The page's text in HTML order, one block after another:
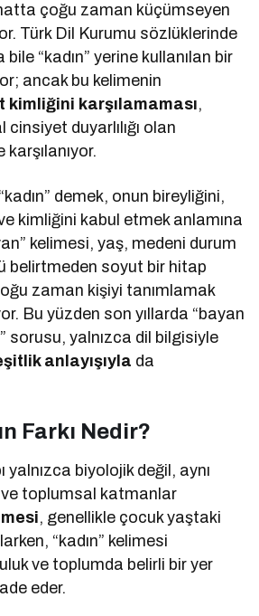
çoğu zaman küçümseyen
Türk Dil Kurumu sözlüklerinde
bile “kadın” yerine kullanılan bir
ancak bu kelimenin
kimliğini karşılamaması,
duyarlılığı olan
demek, onun bireyliğini,
kimliğini kabul etmek anlamına
kelimesi, yaş, medeni durum
belirtmeden soyut bir hitap
zaman kişiyi tanımlamak
Bu yüzden son yıllarda “bayan
sorusu, yalnızca dil bilgisiyle
anlayışıyla da
Farkı Nedir?
yalnızca biyolojik değil, aynı
toplumsal katmanlar
, genellikle çocuk yaştaki
“kadın” kelimesi
ve toplumda belirli bir yer
eder.